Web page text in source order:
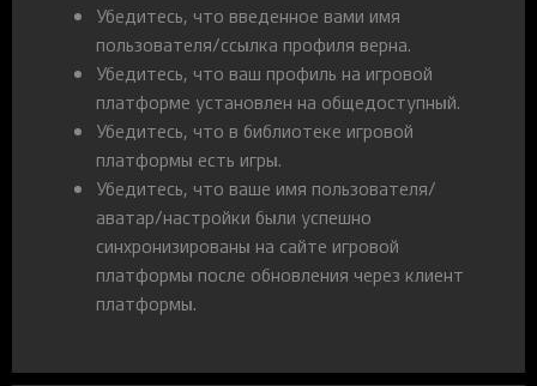
Убедитесь, что введенное вами имя
пользователя/ссылка профиля верна.
Убедитесь, что ваш профиль на игровой
платформе установлен на общедоступный.
Убедитесь, что в библиотеке игровой
платформы есть игры.
Убедитесь, что ваше имя пользователя/
аватар/настройки были успешно
синхронизированы на сайте игровой
платформы после обновления через клиент
платформы.